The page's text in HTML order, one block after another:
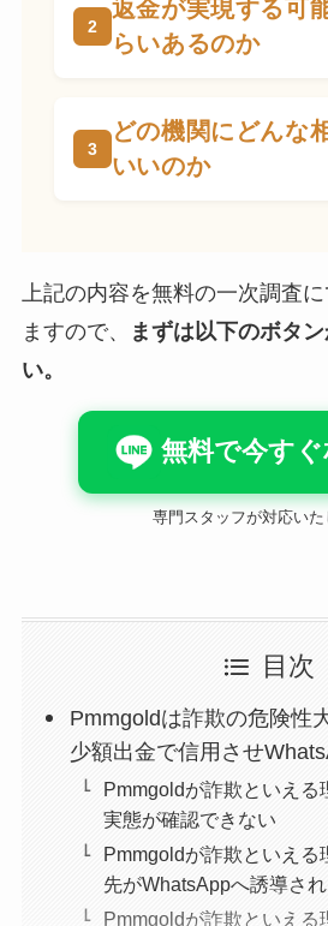
返金が実現する可
らいあるのか
どの機関にどんな
いいのか
上記の内容を無料の一次調査
ますので、
まずは以下のボタ
い。
無料で今す
専門スタッフが対応いた
目次
Pmmgoldは詐欺の危険性
少額出金で信用させ
Pmmgoldが詐欺といえる
実態が確認できない
Pmmgoldが詐欺といえる
先がWhatsAppへ誘導さ
Pmmgoldが詐欺といえる